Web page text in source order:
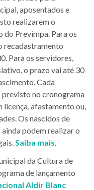
aposentados e
realizarem o
Previmpa. Para os
recadastramento
Para os servidores,
o prazo vai até 30
Cada
no cronograma
afastamento ou,
Os nascidos de
podem realizar o
Saiba mais
da Cultura de
de lançamento
Aldir Blanc